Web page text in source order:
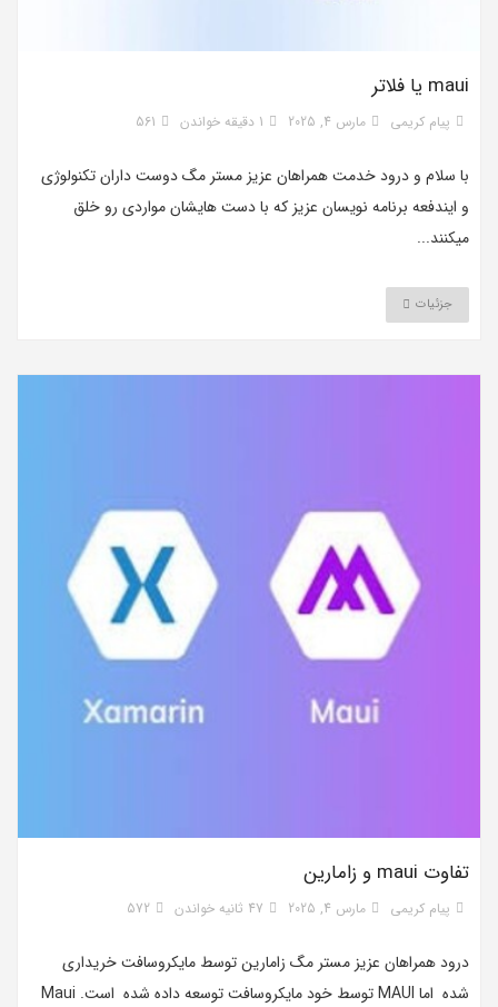
maui یا فلاتر
پیام کریمی مارس 4, 2025 1 دقیقه خواندن 561
با سلام و درود خدمت همراهان عزیز مستر مگ دوست داران تکنولوژی
و ایندفعه برنامه نویسان عزیز که با دست هایشان مواردی رو خلق
میکنند...
جزئیات
تفاوت maui و زامارین
پیام کریمی مارس 4, 2025 47 ثانیه خواندن 572
درود همراهان عزیز مستر مگ زامارین توسط مایکروسافت خریداری
شده اما MAUI توسط خود مایکروسافت توسعه داده شده است. Maui